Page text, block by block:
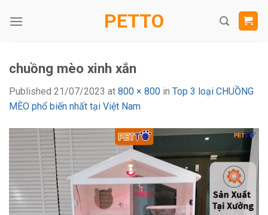
PETTO
chuồng mèo xinh xắn
Published 21/07/2023 at 800 × 800 in Top 3 loại CHUỒNG
MÈO phổ biến nhất tại Việt Nam